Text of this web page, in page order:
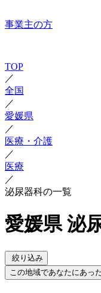
事業主の方
TOP
／
全国
／
愛媛県
／
医療・介護
／
医療
／
泌尿器科の一覧
愛媛県 泌
絞り込み
この地域であなたにあっ